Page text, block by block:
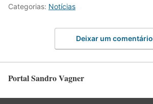
Categorias: Notícias
Deixar um comentário
Portal Sandro Vagner